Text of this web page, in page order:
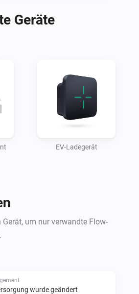
Geräte
EV-Ladegerät
um nur verwandte Flow-
wurde geändert